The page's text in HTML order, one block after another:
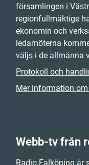
församlingen i
regionfullmäktige
ekonomin och
ledamöterna
väljs i de allmänna
Protokoll och
Mer information
Webb-tv från
Radio Falköping är